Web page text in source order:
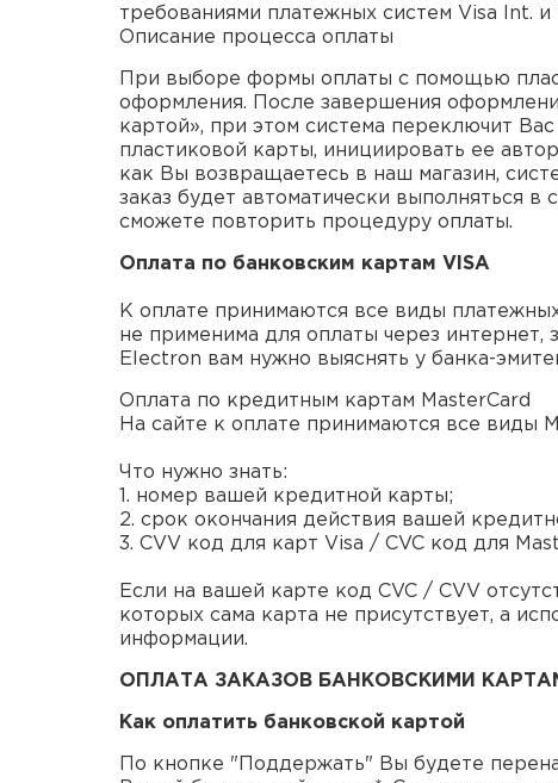
требованиями платежных систем Visa Int.
Описание процессa оплаты
При выборе формы оплаты с помощью
оформления. После завершения
картой», при этом система переключит
пластиковой карты, инициировать ее
как Вы возвращаетесь в наш магазин,
заказ будет автоматически выполняться
сможете повторить процедуру оплаты.
Оплата по банковским картам VISA
К оплате принимаются все виды
не применима для оплаты через
Electron вам нужно выяснять у банка-
Оплата по кредитным картам MasterCard
На сайте к оплате принимаются все виды
Что нужно знать:
1. номер вашей кредитной карты;
2. cрок окончания действия вашей
3. CVV код для карт Visa / CVC код для
Если на вашей карте код CVC / CVV
которых сама карта не присутствует, а
информации.
ОПЛАТА ЗАКАЗОВ БАНКОВСКИМИ
Как оплатить банковской картой
По кнопке "Поддержать" Вы будете